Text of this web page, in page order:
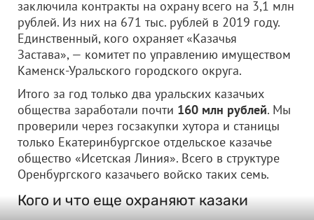
заключила контракты на охрану всего на 3,1 млн
рублей. Из них на 671 тыс. рублей в 2019 году.
Единственный, кого охраняет «Казачья
Застава», — комитет по управлению имуществом
Каменск-Уральского городского округа.
Итого за год только два уральских казачьих
общества заработали почти 160 млн рублей. Мы
проверили через госзакупки хутора и станицы
только Екатеринбургское отдельское казачье
общество «Исетская Линия». Всего в структуре
Оренбургского казачьего войско таких семь.
Кого и что еще охраняют казаки